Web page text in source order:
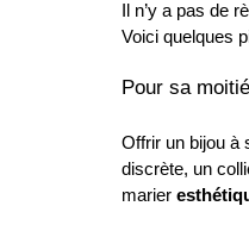
Il n’y a pas de
Voici quelques
Pour sa moitié
Offrir un bijou à
discrète, un
marier